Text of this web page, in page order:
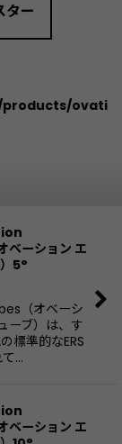
ター
products/ovati
ーション エ
5°
（オベーシ
ーブ）は、す
標準的なERS
…
ーション エ